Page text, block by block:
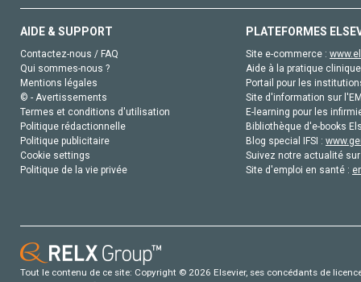
AIDE & SUPPORT
Contactez-nous / FAQ
Qui sommes-nous ?
Mentions légales
© - Avertissements
Termes et conditions d'utilisation
Politique rédactionnelle
Politique publicitaire
Cookie settings
Politique de la vie privée
PLATEFORMES
Site e-commerce :
Aide à la pratique
Portail pour les
Site d'information sur
E-learning pour les
Bibliothèque d'e-books
Blog special IFSI :
Suivez notre actualité
Site d'emploi en santé :
Tout le contenu de ce site: Copyright © 2026 Elsevier, ses concédants de